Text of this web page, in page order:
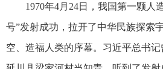
1970年4月24日，我国第一颗人
号”发射成功，拉开了中华民族探索
空、造福人类的序幕。习近平总书